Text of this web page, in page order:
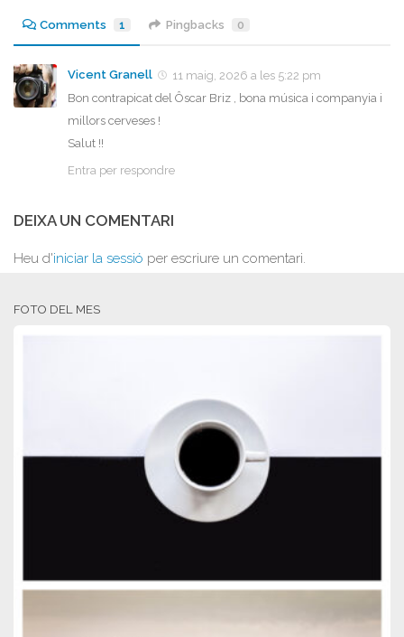
Comments 1 Pingbacks 0
Vicent Granell
11 maig, 2026 a les 5:22 pm
Bon contrapicat del Ôscar Briz , bona música i companyia i
millors cerveses !
Salut !!
Entra per respondre
DEIXA UN COMENTARI
Heu d'iniciar la sessió per escriure un comentari.
FOTO DEL MES